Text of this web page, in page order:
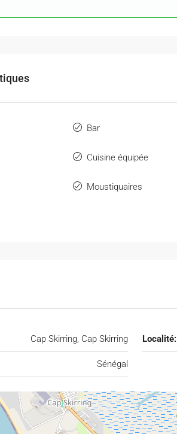
Bar
Cuisine équipée
Moustiquaires
Cap Skirring, Cap Skirring Localité:
Sénégal